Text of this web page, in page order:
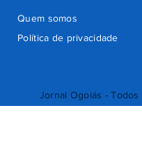
Jornal Ogoiás -
Quem somos
Política de privacidade